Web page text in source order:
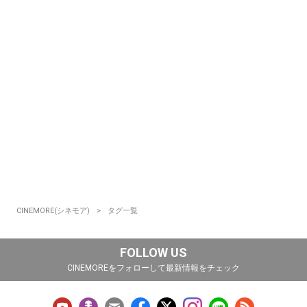
CINEMORE(シネモア) タグ一覧
FOLLOW US
CINEMOREをフォローして最新情報をチェック